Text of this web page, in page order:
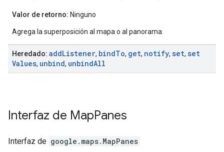
Valor de retorno: Ninguno
Agrega la superposición al mapa o al panorama.
Heredado: addListener, bindTo, get, notify, set, set
Values, unbind, unbindAll
Interfaz de MapPanes
Interfaz de google.maps. MapPanes